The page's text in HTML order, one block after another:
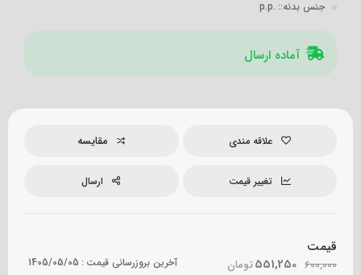
جنس بدنه:: .p.p
آماده ارسال
علاقه مندی مقایسه
تغییر قیمت ارسال
قیمت
600,000 تومان551,250 آخرین بروزرسانی قیمت : 1405/05/05